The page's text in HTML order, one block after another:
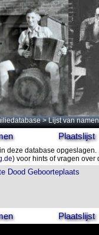
> Lijst van namen
Plaatslijst
deze database opgeslagen.
) voor hints of vragen
Dood Geboorteplaats
Plaatslijst